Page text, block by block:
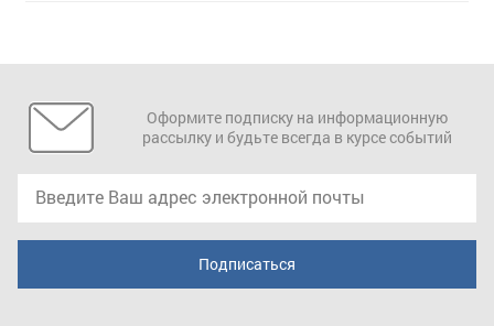
Оформите подписку на информационную
рассылку и будьте всегда в курсе событий